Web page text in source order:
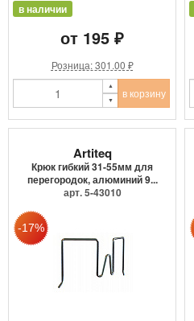
в наличии
от 195 ₽
Розница: 301.00 ₽
в корзину
Artiteq
Крюк гибкий 31-55мм для
перегородок, алюминий 9...
арт. 5-43010